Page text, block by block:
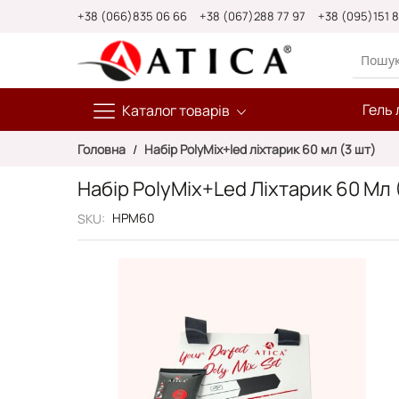
+38 (066)835 06 66 +38 (067)288 77 97 +38 (095)151
Каталог товарів Гель
Головна Набір PolyMix+led ліхтарик 60 мл (3 шт)
Набір PolyMix+led Ліхтарик 60
SKU НРМ60